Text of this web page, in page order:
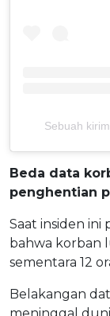
Sebuah
Beda data
penghentian
Saat insiden ini
bahwa korban
sementara 12
Belakangan